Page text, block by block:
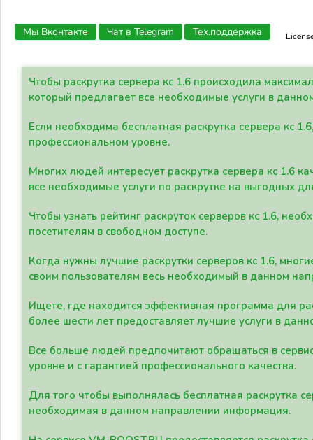
Мы Вконтакте Чат в Telegram Тех.поддержка
Чтобы раскрутка сервера кс 1.6 происходила
который предлагает все необходимые услуги в
Если необходима бесплатная раскрутка сервера кс
профессиональном уровне.
Многих людей интересует раскрутка сервера кс 1.6
все необходимые услуги по раскрутке на выгодных
Чтобы узнать рейтинг раскруток серверов кс 1.6,
посетителям в свободном доступе.
Когда нужны лучшие раскрутки серверов кс 1.6,
своим пользователям весь необходимый в данном
Ищете, где находится эффективная программа для
более шести лет предоставляет лучшие услуги в
Все больше людей предпочитают обращаться в
уровне и с гарантией профессионального качества.
Для того чтобы выполнялась бесплатная раскрутка
необходимая в данном направлении информация.